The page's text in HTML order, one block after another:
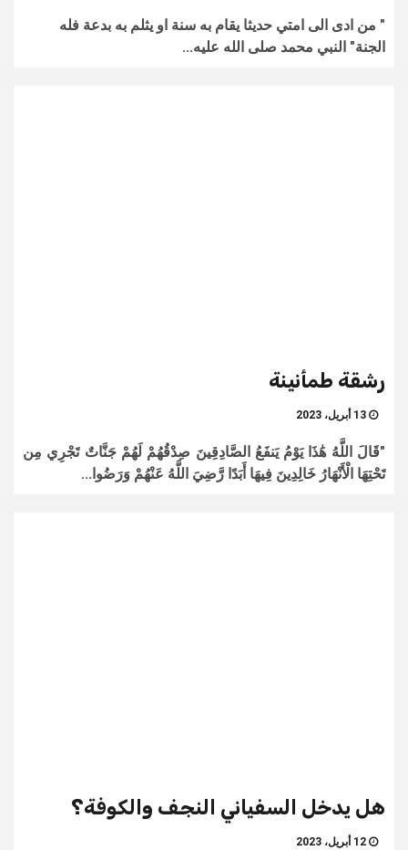
" من ادى الى امتي حديثا يقام به سنة او يثلم به بدعة فله
الجنة" النبي محمد صلى الله عليه...
رشقة طمأنينة
"قَالَ اللَّهُ هَٰذَا يَوْمُ يَنفَعُ الصَّادِقِينَ صِدْقُهُمْ لَهُمْ جَنَّاتٌ تَجْرِي مِن
تَحْتِهَا الْأَنْهَارُ خَالِدِينَ فِيهَا أَبَدًا رَّضِيَ اللَّهُ عَنْهُمْ وَرَضُوا...
هل يدخل السفياني النجف والكوفة؟